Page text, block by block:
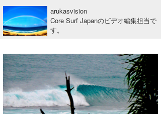
波情報･概況
WAVE HUNTER 波予想ツール
ニュース
サーフィンエリアガイド
会員メニュー
arukasvision
Core Surf Japanのビデオ編集担当で
す。
アート＆エンタメ
トラベル
ショップ情報
ショップ情報
ウラナミ